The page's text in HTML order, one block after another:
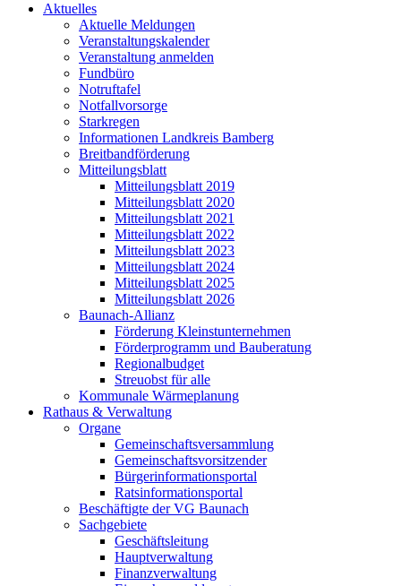
Aktuelles
Aktuelle Meldungen
Veranstaltungskalender
Veranstaltung anmelden
Fundbüro
Notruftafel
Notfallvorsorge
Starkregen
Informationen Landkreis Bamberg
Breitbandförderung
Mitteilungsblatt
Mitteilungsblatt 2019
Mitteilungsblatt 2020
Mitteilungsblatt 2021
Mitteilungsblatt 2022
Mitteilungsblatt 2023
Mitteilungsblatt 2024
Mitteilungsblatt 2025
Mitteilungsblatt 2026
Baunach-Allianz
Förderung Kleinstunternehmen
Förderprogramm und Bauberatung
Regionalbudget
Streuobst für alle
Kommunale Wärmeplanung
Rathaus & Verwaltung
Organe
Gemeinschaftsversammlung
Gemeinschaftsvorsitzender
Bürgerinformationsportal
Ratsinformationsportal
Beschäftigte der VG Baunach
Sachgebiete
Geschäftsleitung
Hauptverwaltung
Finanzverwaltung